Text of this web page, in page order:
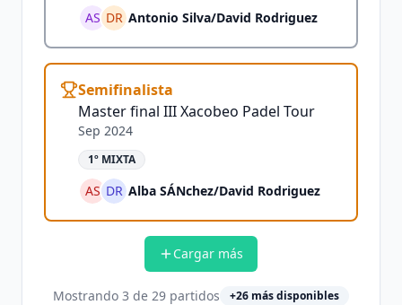
AS DR Antonio Silva/David Rodriguez
Semifinalista
Master final III Xacobeo Padel Tour
Sep 2024
1º MIXTA
AS DR Alba SÁNchez/David Rodriguez
Cargar más
Mostrando 3 de 29 partidos +26 más disponibles